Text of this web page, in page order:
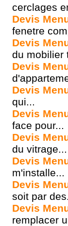
cerclages
Devis
fenetre
Devis
du mobilier
Devis
Devis
qui...
Devis
face pour...
Devis
du vitrage...
Devis
m'installe...
Devis
soit par
Devis
remplacer